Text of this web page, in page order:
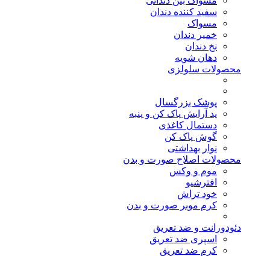
سفید کننده دندان
مسواک
خمیر دندان
نخ دندان
دهان شویه
محصولات سلولزی
پوشک بزرگسال
پد آرایش پاک کن و پنبه
دستمال کاغذی
گوش پاک کن
نوار بهداشتی
محصولات اصلاح صورت و بدن
موم و وکس
افترشیو
خود تراش
کرم موبر صورت و بدن
دئودورانت و ضد تعریق
اسپری ضد تعریق
کرم ضد تعریق